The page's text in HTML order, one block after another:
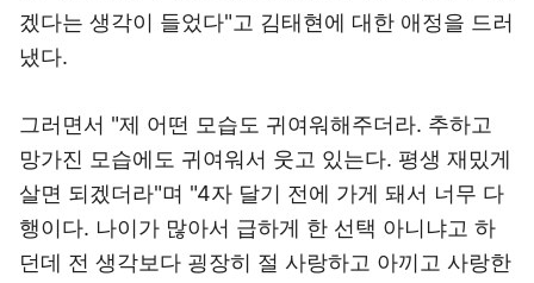
겠다는 생각이 들었다"고 김태현에 대한 애정을 드러
냈다.
그러면서 "제 어떤 모습도 귀여워해주더라. 추하고
망가진 모습에도 귀여워서 웃고 있는다. 평생 재밌게
살면 되겠더라"며 "4자 달기 전에 가게 돼서 너무 다
행이다. 나이가 많아서 급하게 한 선택 아니냐고 하
던데 전 생각보다 굉장히 절 사랑하고 아끼고 사랑한